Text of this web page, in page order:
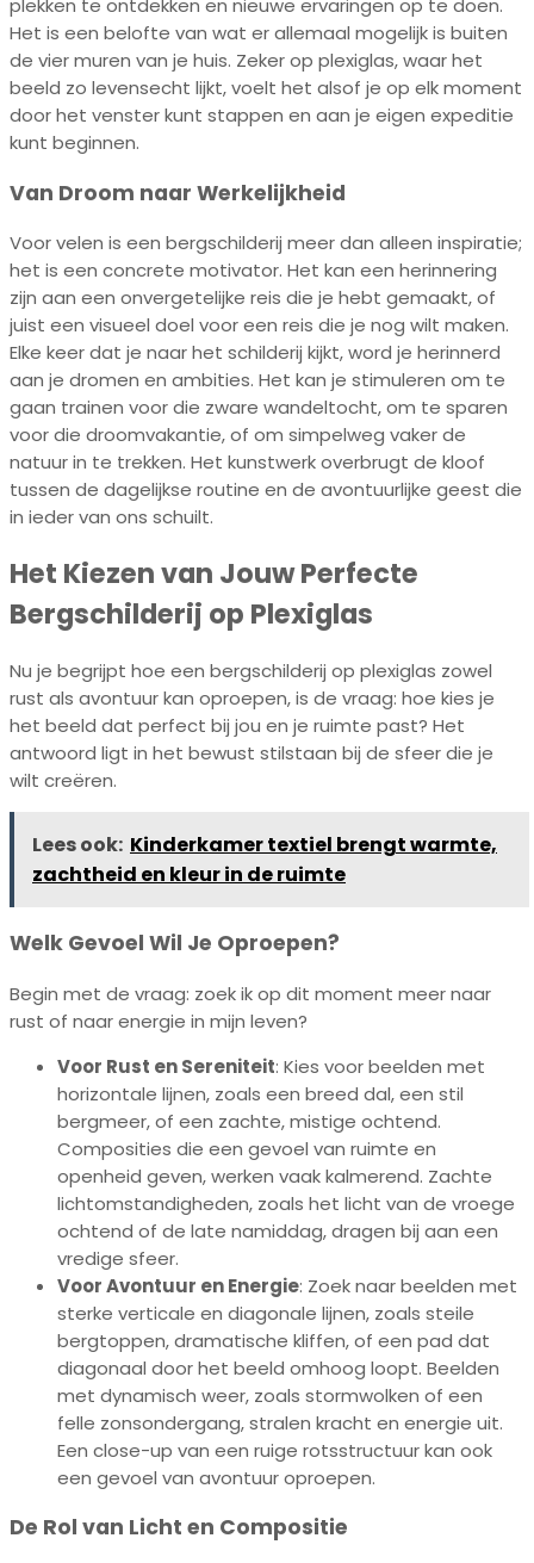
plekken te ontdekken en nieuwe ervaringen op te doen.
Het is een belofte van wat er allemaal mogelijk is buiten
de vier muren van je huis. Zeker op plexiglas, waar het
beeld zo levensecht lijkt, voelt het alsof je op elk moment
door het venster kunt stappen en aan je eigen expeditie
kunt beginnen.
Van Droom naar Werkelijkheid
Voor velen is een bergschilderij meer dan alleen inspiratie;
het is een concrete motivator. Het kan een herinnering
zijn aan een onvergetelijke reis die je hebt gemaakt, of
juist een visueel doel voor een reis die je nog wilt maken.
Elke keer dat je naar het schilderij kijkt, word je herinnerd
aan je dromen en ambities. Het kan je stimuleren om te
gaan trainen voor die zware wandeltocht, om te sparen
voor die droomvakantie, of om simpelweg vaker de
natuur in te trekken. Het kunstwerk overbrugt de kloof
tussen de dagelijkse routine en de avontuurlijke geest die
in ieder van ons schuilt.
Het Kiezen van Jouw Perfecte
Bergschilderij op Plexiglas
Nu je begrijpt hoe een bergschilderij op plexiglas zowel
rust als avontuur kan oproepen, is de vraag: hoe kies je
het beeld dat perfect bij jou en je ruimte past? Het
antwoord ligt in het bewust stilstaan bij de sfeer die je
wilt creëren.
Lees ook: Kinderkamer textiel brengt warmte,
zachtheid en kleur in de ruimte
Welk Gevoel Wil Je Oproepen?
Begin met de vraag: zoek ik op dit moment meer naar
rust of naar energie in mijn leven?
Voor Rust en Sereniteit: Kies voor beelden met
horizontale lijnen, zoals een breed dal, een stil
bergmeer, of een zachte, mistige ochtend.
Composities die een gevoel van ruimte en
openheid geven, werken vaak kalmerend. Zachte
lichtomstandigheden, zoals het licht van de vroege
ochtend of de late namiddag, dragen bij aan een
vredige sfeer.
Voor Avontuur en Energie: Zoek naar beelden met
sterke verticale en diagonale lijnen, zoals steile
bergtoppen, dramatische kliffen, of een pad dat
diagonaal door het beeld omhoog loopt. Beelden
met dynamisch weer, zoals stormwolken of een
felle zonsondergang, stralen kracht en energie uit.
Een close-up van een ruige rotsstructuur kan ook
een gevoel van avontuur oproepen.
De Rol van Licht en Compositie